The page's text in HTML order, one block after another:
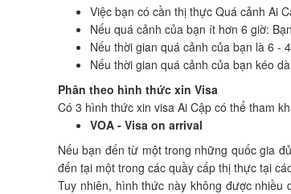
Việc bạn có cần thị thực Quá cảnh Ai
Nếu quá cảnh của bạn ít hơn 6 giờ:
Nếu thời gian quá cảnh của bạn là 6 -
Nếu thời gian quá cảnh của bạn kéo
Phân theo hình thức xin Visa
Có 3 hình thức xin visa Ai Cập có thể tham
VOA - Visa on arrival
Nếu bạn đến từ một trong những quốc gia
đến tại một trong các quầy cấp thị thực tại
Tuy nhiên, hình thức này không được